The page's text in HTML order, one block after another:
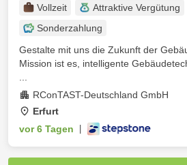
Vollzeit Attraktive Vergütung
Sonderzahlung
Gestalte mit uns die Zukunft der
Mission ist es, intelligente
RConTAST-Deutschland GmbH
Erfurt
vor 6 Tagen